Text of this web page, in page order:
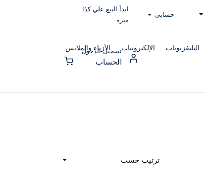
حسابي
ابدأ البيع علي كذا
ميزة
التليفزيونات الإلكترونيات الأزياء والملابس
تسجيل الدخول
الحساب
ترتيب حسب